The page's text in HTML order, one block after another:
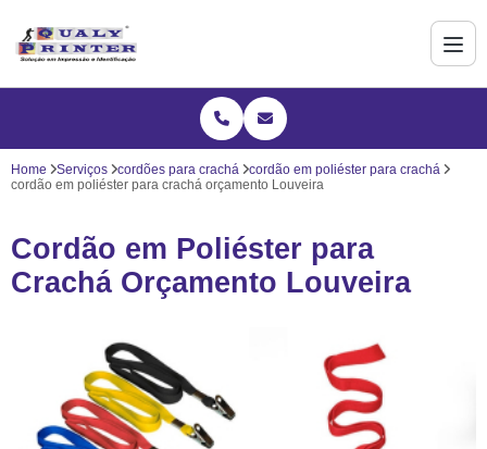
Home Serviços cordões para crachá
cordão em poliéster para crachá
cordão em poliéster para crachá orçamento Louveira
Cordão em Poliéster para
Crachá Orçamento Louveira